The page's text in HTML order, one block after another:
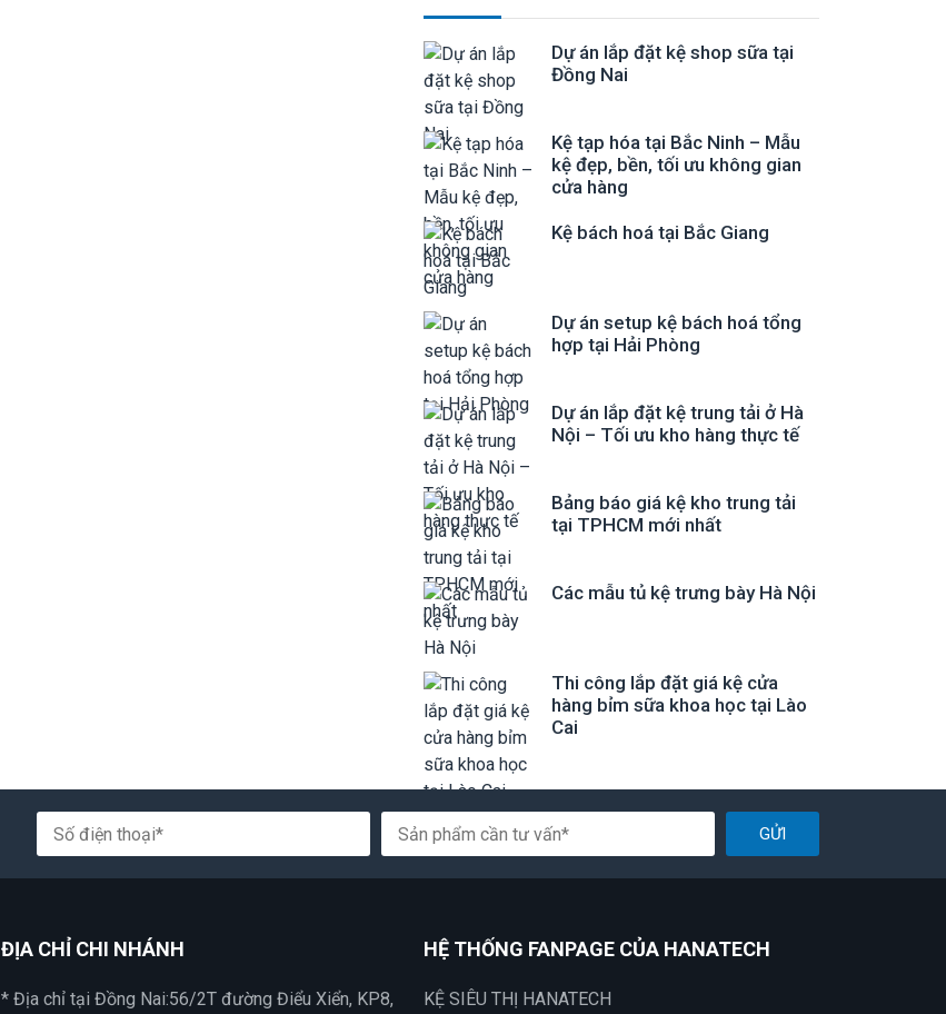
Dự án lắp đặt kệ shop sữa tại
Đồng Nai
Kệ tạp hóa tại Bắc Ninh – Mẫu
kệ đẹp, bền, tối ưu không gian
cửa hàng
Kệ bách hoá tại Bắc Giang
Dự án setup kệ bách hoá tổng
hợp tại Hải Phòng
Dự án lắp đặt kệ trung tải ở Hà
Nội – Tối ưu kho hàng thực tế
Bảng báo giá kệ kho trung tải
tại TPHCM mới nhất
Các mẫu tủ kệ trưng bày Hà Nội
Thi công lắp đặt giá kệ cửa
hàng bỉm sữa khoa học tại Lào
Cai
GỬI
ĐỊA CHỈ CHI NHÁNH
* Địa chỉ tại Đồng Nai:56/2T đường Điểu Xiển, KP8,
HỆ THỐNG FANPAGE CỦA HANATECH
KỆ SIÊU THỊ HANATECH